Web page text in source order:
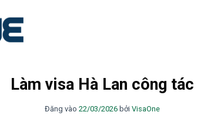
Làm visa Hà Lan công tác
Đăng vào 22/03/2026 bởi VisaOne